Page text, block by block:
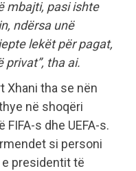
mbajti, pasi ishte
ndërsa unë
lekët për pagat,
privat”, tha ai.
Xhani tha se nën
në shoqëri
s dhe UEFA-s.
si personi
presidentit të